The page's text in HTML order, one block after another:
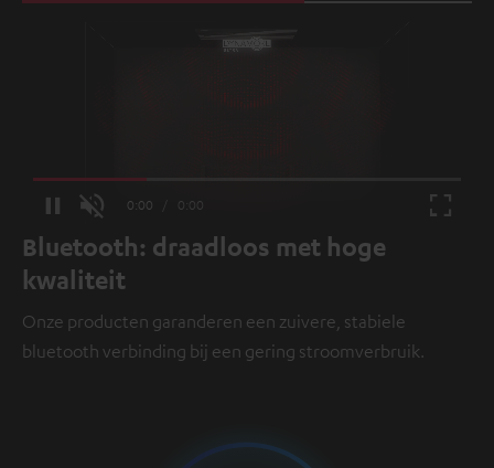
Unmute
Bluetooth: draadloos met hoge
kwaliteit
Onze producten garanderen een zuivere, stabiele
bluetooth verbinding bij een gering stroomverbruik.